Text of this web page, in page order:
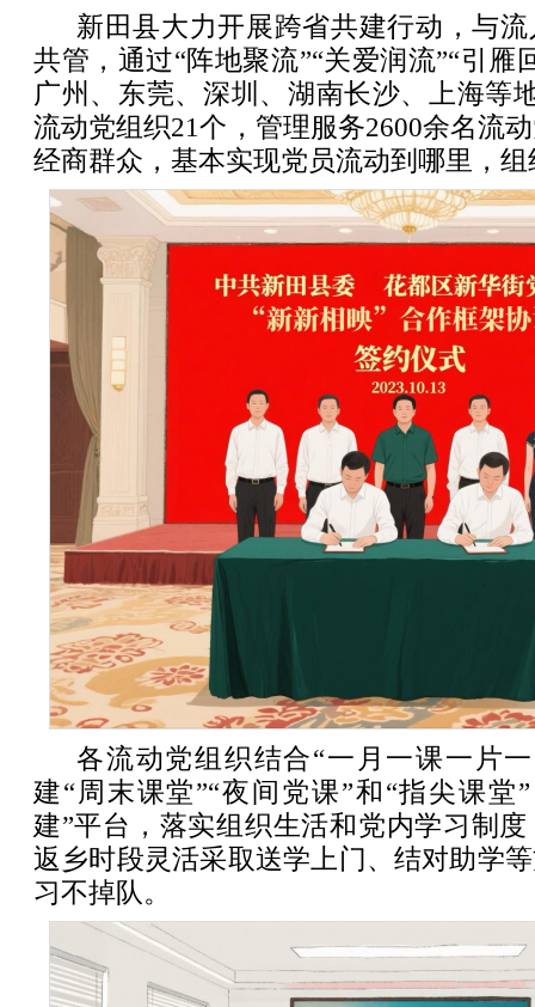
新田县大力开展跨省共建行动，与
共管，通过“阵地聚流”“关爱润流”“引雁
广州、东莞、深圳、湖南长沙、上海等
流动党组织21个，管理服务2600余名流
经商群众，基本实现党员流动到哪里，
各流动党组织结合“一月一课一片
建“周末课堂”“夜间党课”和“指尖课堂
建”平台，落实组织生活和党内学习制
返乡时段灵活采取送学上门、结对助学
习不掉队。